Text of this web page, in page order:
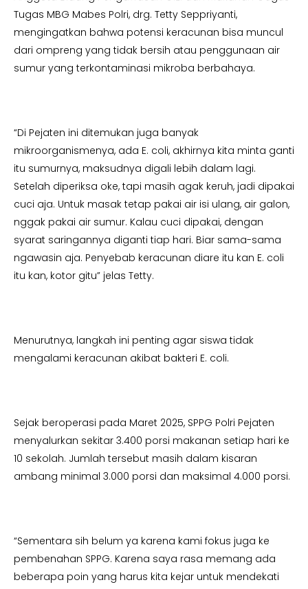
Tugas MBG Mabes Polri, drg. Tetty Seppriyanti,
mengingatkan bahwa potensi keracunan bisa muncul
dari ompreng yang tidak bersih atau penggunaan air
sumur yang terkontaminasi mikroba berbahaya.
“Di Pejaten ini ditemukan juga banyak
mikroorganismenya, ada E. coli, akhirnya kita minta ganti
itu sumurnya, maksudnya digali lebih dalam lagi.
Setelah diperiksa oke, tapi masih agak keruh, jadi dipakai
cuci aja. Untuk masak tetap pakai air isi ulang, air galon,
nggak pakai air sumur. Kalau cuci dipakai, dengan
syarat saringannya diganti tiap hari. Biar sama-sama
ngawasin aja. Penyebab keracunan diare itu kan E. coli
itu kan, kotor gitu” jelas Tetty.
Menurutnya, langkah ini penting agar siswa tidak
mengalami keracunan akibat bakteri E. coli.
Sejak beroperasi pada Maret 2025, SPPG Polri Pejaten
menyalurkan sekitar 3.400 porsi makanan setiap hari ke
10 sekolah. Jumlah tersebut masih dalam kisaran
ambang minimal 3.000 porsi dan maksimal 4.000 porsi.
“Sementara sih belum ya karena kami fokus juga ke
pembenahan SPPG. Karena saya rasa memang ada
beberapa poin yang harus kita kejar untuk mendekati